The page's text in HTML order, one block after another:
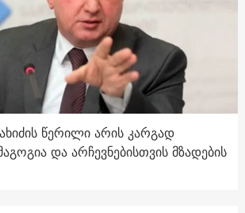
წერილი არის კარგად
და არჩევნებისთვის მზადების